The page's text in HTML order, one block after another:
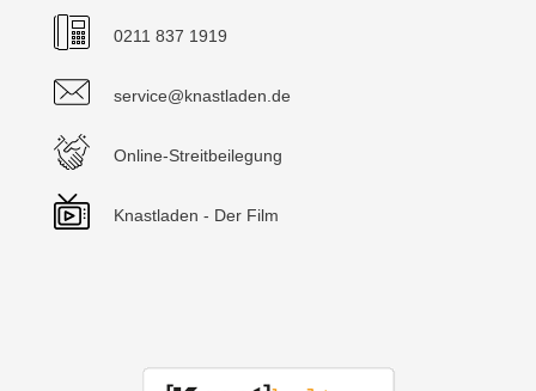
0211 837 1919
service@knastladen.de
Online-Streitbeilegung
Knastladen - Der Film